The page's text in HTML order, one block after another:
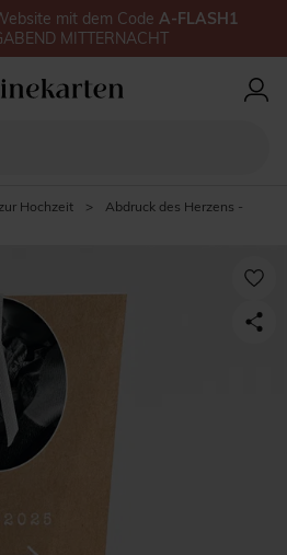
Hochzeit >
Abdruck des Herzens -
mit dem Code A-FLASH1
MITTERNACHT